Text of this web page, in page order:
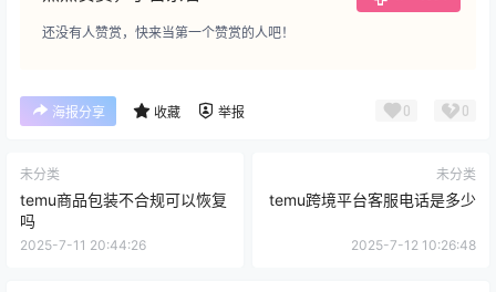
还没有人赞赏，快来当第一个赞赏的人吧！
海报分享 收藏 举报 0 0
未分类
temu商品包装不合规可以恢复
吗
2025-7-11 20:44:26
未分类
temu跨境平台客服电话是多少
2025-7-12 10:26:48